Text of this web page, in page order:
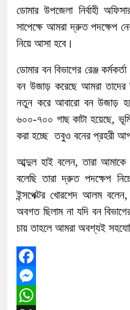
ডোমার উপজেলা নির্বাহী
সাপেক্ষে আমরা দ্রুত পদক্ষেপ
নিয়ে আসা হবে।
ডোমার বন বিভাগের রেঞ্জ
বন উজাড় করেছে আমরা তাদের
নতুন করে আবারো বন উজাড়
৬০০-৭০০ গাছ কাটা হয়েছে,
করা হচ্ছে তবুও বনের প্রহরী
আব্দুল হাই বলেন, তারা
বলেছি তারা দ্রুত পদক্ষেপ
ইন্সপেক্টর খোরশেদ আলম
অবগত ছিলাম না যদি বন
চায় তাহলে আমরা অবশ্যই
Facebook
Messenger